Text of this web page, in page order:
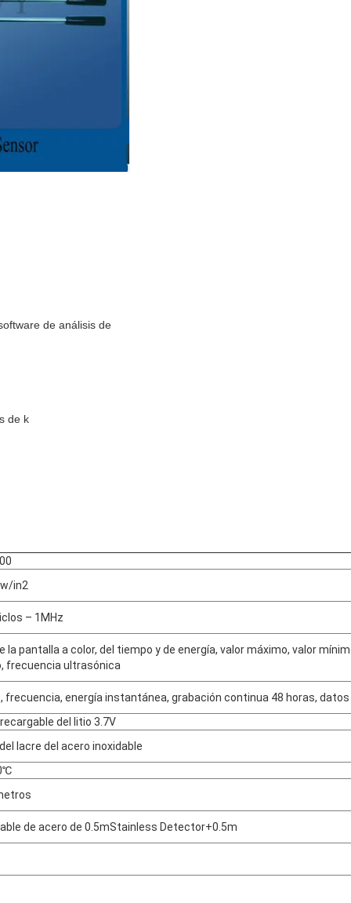
de análisis de
de k
in2
– 1MHz
la pantalla a color, del tiempo y de energía, valor máximo, valor
frecuencia ultrasónica
frecuencia, energía instantánea, grabación continua 48 horas,
del litio 3.7V
lacre del acero inoxidable
de acero de 0.5mStainless Detector+0.5m